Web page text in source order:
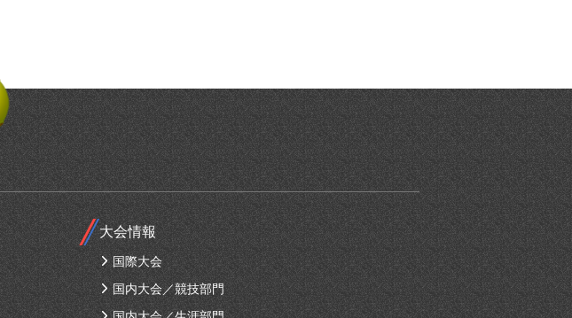
大会情報
国際大会
国内大会／競技部門